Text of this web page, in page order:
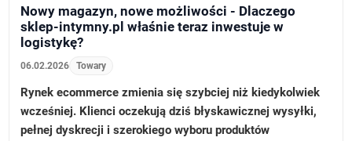
Nowy magazyn, nowe możliwości - Dlaczego
sklep-intymny.pl właśnie teraz inwestuje w
logistykę?
06.02.2026 Towary
Rynek ecommerce zmienia się szybciej niż kiedykolwiek
wcześniej. Klienci oczekują dziś błyskawicznej wysyłki,
pełnej dyskrecji i szerokiego wyboru produktów